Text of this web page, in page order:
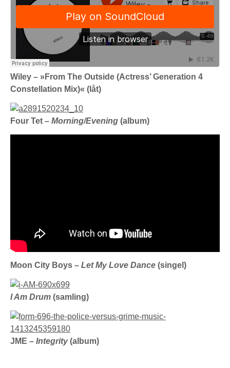
Wiley – »From The Outside (Actress’ Generation 4
Constellation Mix)« (låt)
Four Tet – Morning/Evening (album)
Moon City Boys – Let My Love Dance (singel)
I Am Drum (samling)
JME – Integrity(album)